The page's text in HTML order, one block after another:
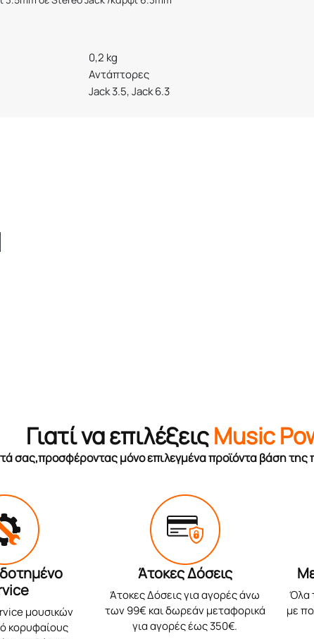
0,2 kg
Αντάπτορες
Jack 3.5, Jack 6.3
Γιατί να επιλέξειςMusic
σας,προσφέροντας μόνο επιλεγμένα προϊόντα βάση της
μουσικών
κορυφαίους
Άτοκες Δόσεις
Άτοκες Δόσεις για αγορές άνω
των 99€ και δωρεάν μεταφορικά
για αγορές έως 350€.
Όλα
με